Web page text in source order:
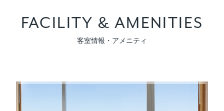
FACILITY & AMENITIES
客室情報・アメニティ